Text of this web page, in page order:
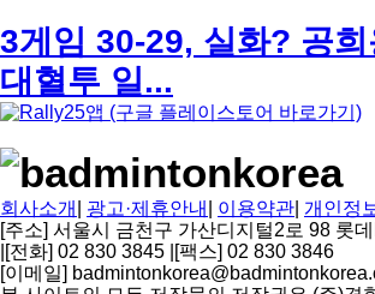
3게임 30-29, 실화? 공희
대혈투 일...
회사소개 광고·제휴안내 이용약관 개인정
[주소] 서울시 금천구 가산디지털2로 98 롯
[전화] 02 830 3845 [팩스] 02 830 3846
[이메일]